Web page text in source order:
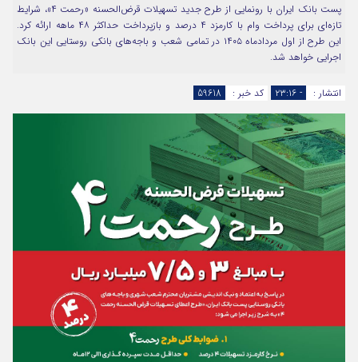
پست بانک ایران با رونمایی از طرح جدید تسهیلات قرض‌الحسنه «رحمت ۴»، شرایط
تازه‌ای برای پرداخت وام با کارمزد ۴ درصد و بازپرداخت حداکثر ۴۸ ماهه ارائه کرد.
این طرح از اول مردادماه ۱۴۰۵ در تمامی شعب و باجه‌های بانکی روستایی این بانک
اجرایی خواهد شد.
انتشار : - ۲۳:۱۶ کد خبر : 59618